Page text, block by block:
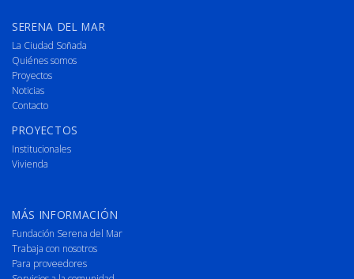
SERENA DEL MAR
La Ciudad Soñada
Quiénes somos
Proyectos
Noticias
Contacto
PROYECTOS
Institucionales
Vivienda
MÁS INFORMACIÓN
Fundación Serena del Mar
Trabaja con nosotros
Para proveedores